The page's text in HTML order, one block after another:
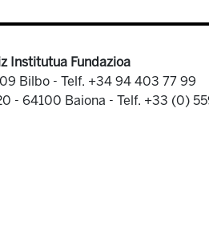
Institutua Fundazioa
Bilbo - Telf. +34 94 403 77 99
- 64100 Baiona - Telf. +33 (0)